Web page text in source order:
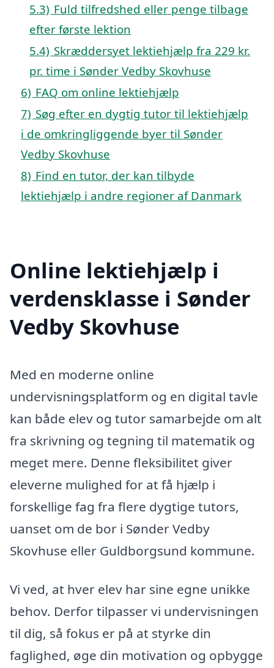
5.3) Fuld tilfredshed eller penge tilbage
efter første lektion
5.4) Skræddersyet lektiehjælp fra 229 kr.
pr. time i Sønder Vedby Skovhuse
6) FAQ om online lektiehjælp
7) Søg efter en dygtig tutor til lektiehjælp
i de omkringliggende byer til Sønder
Vedby Skovhuse
8) Find en tutor, der kan tilbyde
lektiehjælp i andre regioner af Danmark
Online lektiehjælp i
verdensklasse i Sønder
Vedby Skovhuse
Med en moderne online
undervisningsplatform og en digital tavle
kan både elev og tutor samarbejde om alt
fra skrivning og tegning til matematik og
meget mere. Denne fleksibilitet giver
eleverne mulighed for at få hjælp i
forskellige fag fra flere dygtige tutors,
uanset om de bor i Sønder Vedby
Skovhuse eller Guldborgsund kommune.
Vi ved, at hver elev har sine egne unikke
behov. Derfor tilpasser vi undervisningen
til dig, så fokus er på at styrke din
faglighed, øge din motivation og opbygge